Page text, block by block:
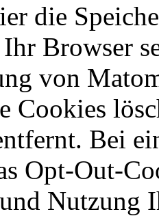
die
Browser
von
Cookies
Bei
Opt-Out-
Nutzung